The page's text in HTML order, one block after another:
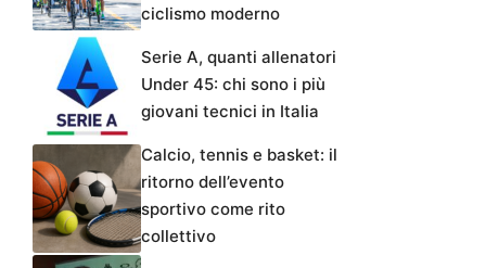
ciclismo moderno
Serie A, quanti allenatori
Under 45: chi sono i più
giovani tecnici in Italia
Calcio, tennis e basket: il
ritorno dell’evento
sportivo come rito
collettivo